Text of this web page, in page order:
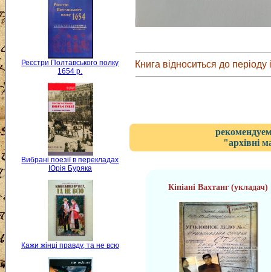
Реєстри Полтавського полку
1654 р.
Вибрані поезії в перекладах
Юрія Буряка
Кажи жінці правду, та не всю
Книга відноситься до періоду
"архівні
Кіпіані Вахтанг (укладач)